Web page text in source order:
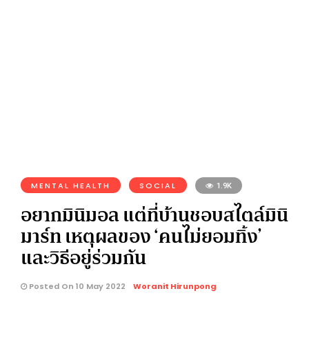
MENTAL HEALTH SOCIAL 1.9K
อยากมินิมอล แต่ที่บ้านชอบสไตล์มินิ
มาร์ท เหตุผลของ ‘คนไม่ยอมทิ้ง’
และวิธีอยู่ร่วมกัน
Posted On 10 May 2022 Woranit Hirunpong